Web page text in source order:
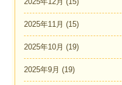
2025年11月 (15)
2025年10月 (19)
2025年9月 (19)